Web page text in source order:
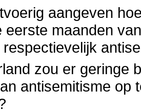
aangeven
eerste maanden
zou er geringe
antisemitisme op